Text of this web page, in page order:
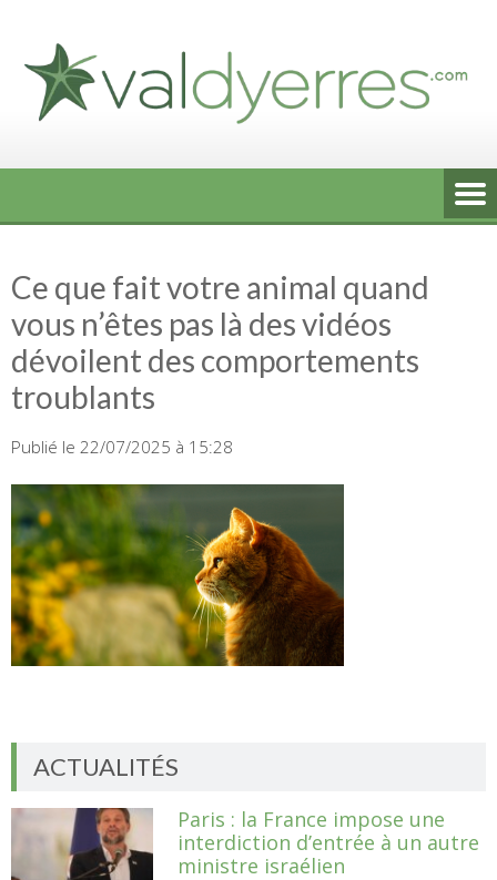
content
Ce que fait votre animal quand
vous n’êtes pas là des vidéos
dévoilent des comportements
troublants
Publié le 22/07/2025 à 15:28
ACTUALITÉS
Paris : la France impose une
interdiction d’entrée à un autre
ministre israélien